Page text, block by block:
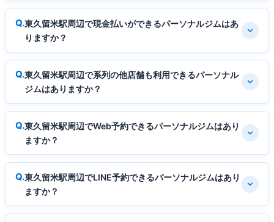
東久留米駅周辺で現金払いができるパーソナルジムはあ
りますか？
東久留米駅周辺で系列の他店舗も利用できるパーソナル
ジムはありますか？
東久留米駅周辺でWeb予約できるパーソナルジムはあり
ますか？
東久留米駅周辺でLINE予約できるパーソナルジムはあり
ますか？